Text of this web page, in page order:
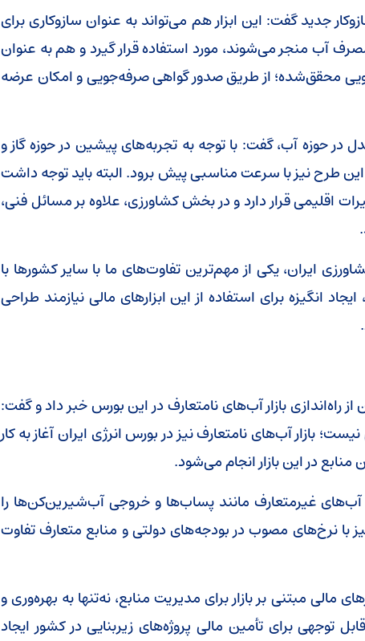
این سازوکار جدید گفت: این ابزار هم می‌تواند به عنوان سازوکاری برای
آب منجر می‌شوند، مورد استفاده قرار گیرد و هم به عنوان
محقق‌شده؛ از طریق صدور گواهی صرفه‌جویی و امکان عرضه
حوزه آب، گفت: با توجه به تجربه‌های پیشین در حوزه گاز و
این طرح نیز با سرعت مناسبی پیش برود. البته باید توجه داشت
اقلیمی قرار دارد و در بخش کشاورزی، علاوه بر مسائل فنی،
ایران، یکی از مهم‌ترین تفاوت‌های ما با سایر کشورها با
انگیزه برای استفاده از این ابزارهای مالی نیازمند طراحی
راه‌اندازی بازار آب‌های نامتعارف در این بورس خبر داد و گفت:
بازار آب‌های نامتعارف نیز در بورس انرژی ایران آغاز به کار
در این بازار انجام می‌شود.
آب‌های غیرمتعارف مانند پساب‌ها و خروجی آب‌شیرین‌کن‌ها را
با نرخ‌های مصوب در بودجه‌های دولتی و منابع متعارف تفاوت
مالی مبتنی بر بازار برای مدیریت منابع، نه‌تنها به بهره‌وری و
توجهی برای تأمین مالی پروژه‌های زیربنایی در کشور ایجاد